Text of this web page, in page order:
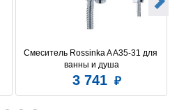
Смеситель Rossinka A A35-31 для
ванны и душа
3 741